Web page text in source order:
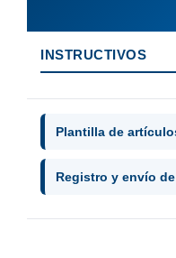
INSTRUCTIVOS
Plantilla de
Registro y envío